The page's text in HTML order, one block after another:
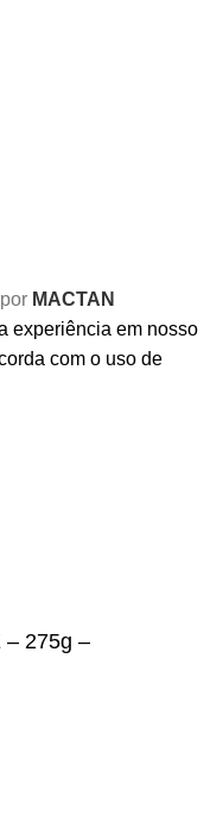
MACTAN
experiência em nosso
com o uso de
– 275g –